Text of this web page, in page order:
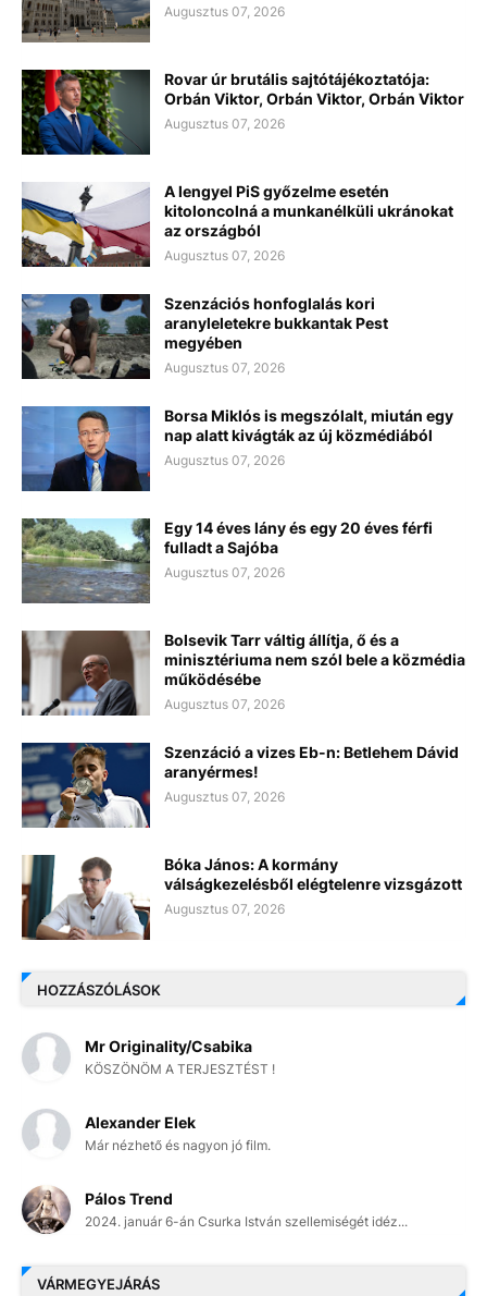
Augusztus 07, 2026
Rovar úr brutális sajtótájékoztatója:
Orbán Viktor, Orbán Viktor, Orbán Viktor
Augusztus 07, 2026
A lengyel PiS győzelme esetén
kitoloncolná a munkanélküli ukránokat
az országból
Augusztus 07, 2026
Szenzációs honfoglalás kori
aranyleletekre bukkantak Pest
megyében
Augusztus 07, 2026
Borsa Miklós is megszólalt, miután egy
nap alatt kivágták az új közmédiából
Augusztus 07, 2026
Egy 14 éves lány és egy 20 éves férfi
fulladt a Sajóba
Augusztus 07, 2026
Bolsevik Tarr váltig állítja, ő és a
minisztériuma nem szól bele a közmédia
működésébe
Augusztus 07, 2026
Szenzáció a vizes Eb-n: Betlehem Dávid
aranyérmes!
Augusztus 07, 2026
Bóka János: A kormány
válságkezelésből elégtelenre vizsgázott
Augusztus 07, 2026
HOZZÁSZÓLÁSOK
Mr Originality/Csabika
KÖSZÖNÖM A TERJESZTÉST !
Alexander Elek
Már nézhető és nagyon jó film.
Pálos Trend
2024. január 6-án Csurka István szellemiségét idéz...
VÁRMEGYEJÁRÁS